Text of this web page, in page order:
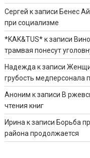
Сергей к записи Бенес
при социализме
*KAK&TUS*к записи
трамвая понесут
Надежда к записи
грубость медперсонала
Аноним к записи В
чтения книг
Ирина к записи Борьба
района продолжается